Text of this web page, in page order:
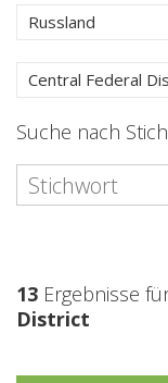
Russland
Central Federal
Suche nach
13 Ergebnisse
District